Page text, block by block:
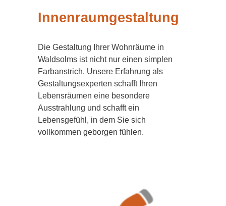
Innenraumgestaltung
Die Gestaltung Ihrer Wohnräume in
Waldsolms ist nicht nur einen simplen
Farbanstrich. Unsere Erfahrung als
Gestaltungsexperten schafft Ihren
Lebensräumen eine besondere
Ausstrahlung und schafft ein
Lebensgefühl, in dem Sie sich
vollkommen geborgen fühlen.